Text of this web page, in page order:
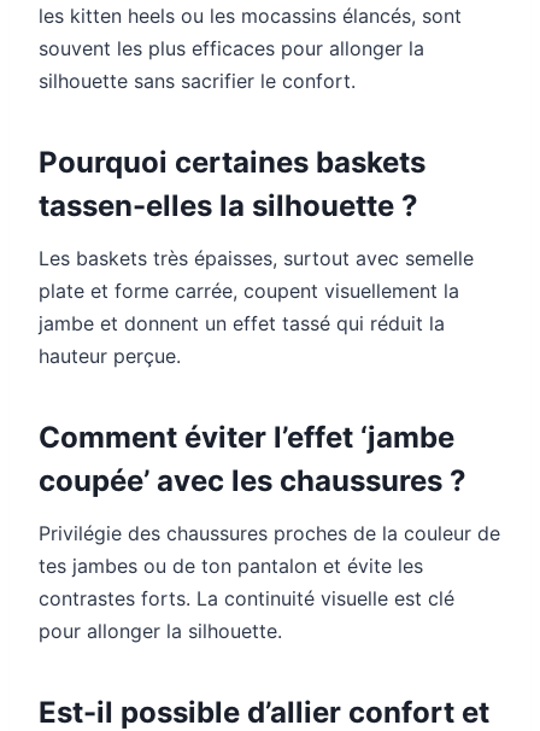
les kitten heels ou les mocassins élancés, sont
souvent les plus efficaces pour allonger la
silhouette sans sacrifier le confort.
Pourquoi certaines baskets
tassen-elles la silhouette ?
Les baskets très épaisses, surtout avec semelle
plate et forme carrée, coupent visuellement la
jambe et donnent un effet tassé qui réduit la
hauteur perçue.
Comment éviter l’effet ‘jambe
coupée’ avec les chaussures ?
Privilégie des chaussures proches de la couleur de
tes jambes ou de ton pantalon et évite les
contrastes forts. La continuité visuelle est clé
pour allonger la silhouette.
Est-il possible d’allier confort et